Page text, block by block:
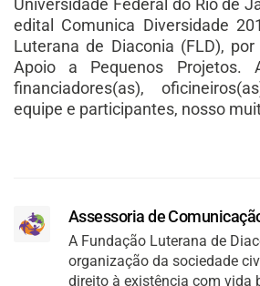
edital Comunica Diversidade
Luterana de Diaconia (FLD),
Apoio a Pequenos Projetos.
financiadores(as),
equipe e participantes, nosso
Assessoria de
A Fundação Luterana de
organização da sociedade
direito à existência com vida